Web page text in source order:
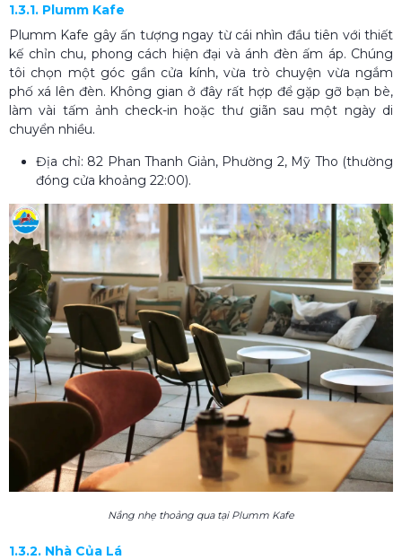
1.3.1. Plumm Kafe
Plumm Kafe gây ấn tượng ngay từ cái nhìn đầu tiên với thiết
kế chỉn chu, phong cách hiện đại và ánh đèn ấm áp. Chúng
tôi chọn một góc gần cửa kính, vừa trò chuyện vừa ngắm
phố xá lên đèn. Không gian ở đây rất hợp để gặp gỡ bạn bè,
làm vài tấm ảnh check-in hoặc thư giãn sau một ngày di
chuyển nhiều.
Địa chỉ: 82 Phan Thanh Giản, Phường 2, Mỹ Tho (thường
đóng cửa khoảng 22:00).
Nắng nhẹ thoảng qua tại Plumm Kafe
1.3.2. Nhà Của Lá